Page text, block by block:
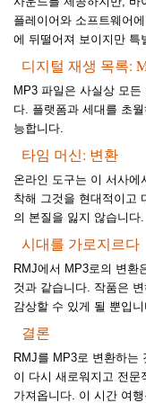
플레이어와 소프트웨어
에 뒤떨어져 보이지만 특
디지털 재생 목록:
MP3 파일은 사실상 모
다. 플랫폼과 세대를 초
능합니다.
타임 머신: 변환
온라인 도구는 이 서사
착해 그것을 현대적이고
의 본질을 잃지 않습니다.
시대를 가로지르다
RMJ에서 MP3로의 변환
것과 같습니다. 작품은
감상할 수 있게 될 뿐입니
결론
RMJ를 MP3로 변환하는
이 다시 새로워지고 전문
가져옵니다. 이 시간 여